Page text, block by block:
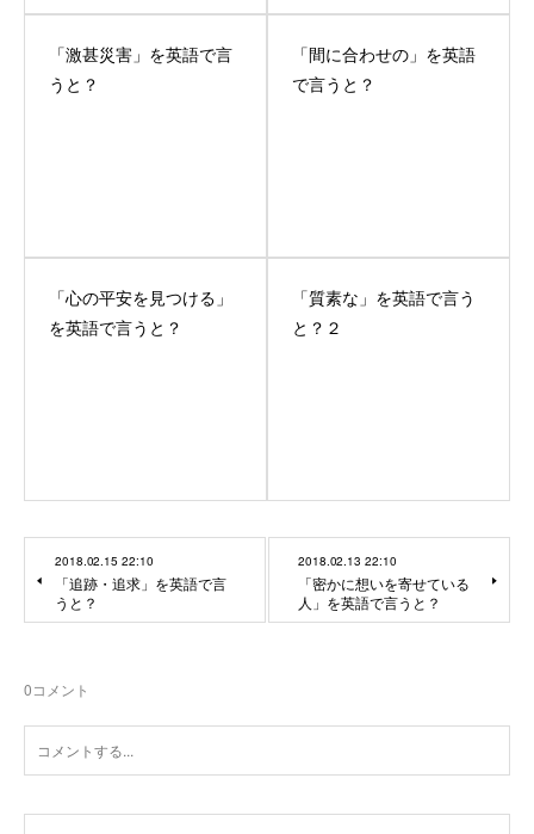
「激甚災害」を英語で言
うと？
「間に合わせの」を英語
で言うと？
「心の平安を見つける」
を英語で言うと？
「質素な」を英語で言う
と？２
2018.02.15 22:10
「追跡・追求」を英語で言
うと？
2018.02.13 22:10
「密かに想いを寄せている
人」を英語で言うと？
0コメント